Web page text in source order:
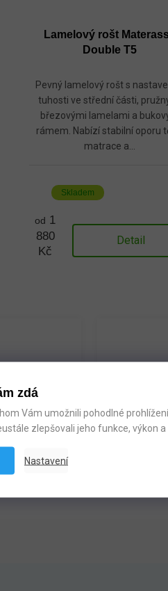
zdá
Vám umožnili pohodlné
zlepšovali jeho funkce, výkon a
Nastavení
Lamelový rošt
Double T5
Pevný lamelový rošt s
tuhosti ve střední části,
březovými lamelami a
rámem. Nabízí stabilní oporu
matrace a...
Skladem
od 1
880
Kč
Detail
Pá 9:00 -
223 270